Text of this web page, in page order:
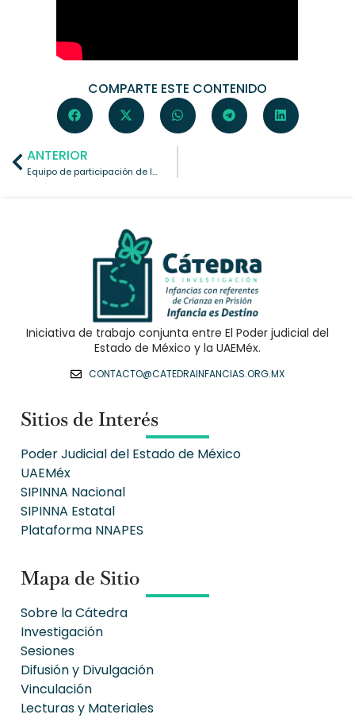
COMPARTE ESTE CONTENIDO
ANTERIOR
Equipo de participación de la Facultad de Arquitectura y Diseño de la UAEMéx
Iniciativa de trabajo conjunta entre El Poder judicial del
Estado de México y la UAEMéx.
CONTACTO@CATEDRAINFANCIAS.ORG.MX
Sitios de Interés
Poder Judicial del Estado de México
UAEMéx
SIPINNA Nacional
SIPINNA Estatal
Plataforma NNAPES
Mapa de Sitio
Sobre la Cátedra
Investigación
Sesiones
Difusión y Divulgación
Vinculación
Lecturas y Materiales